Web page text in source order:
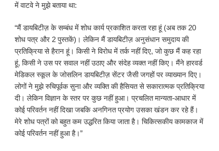
में वाटवे ने मुझे बताया था:
“मैं डायबिटीज़ के सम्बंध में शोध कार्य प्रकाशित करता रहा हूं (अब तक 20
शोध पत्र और 2 पुस्तकें)। लेकिन मैं डायबिटीज़ अनुसंधान समुदाय की
प्रतिक्रिया से हैरान हूं। किसी ने विरोध में तर्क नहीं दिए, जो कुछ मैं कह रहा
हूं, किसी ने उस पर सवाल नहीं उठाए और संदेह व्यक्त नहीं किए। मैंने हारवर्ड
मेडिकल स्कूल के जोसलिन डायबिटीज़ सेंटर जैसी जगहों पर व्याख्यान दिए।
लोगों ने मुझे रुचिपूर्वक सुना और व्यक्ति की हैसियत से सकारात्मक प्रतिक्रिया
दी। लेकिन विज्ञान के स्तर पर कुछ नहीं हुआ। प्रचलित मान्यता-आधार में
कोई परिवर्तन नहीं दिखा जबकि अनगिनत प्रयोग उसका खंडन कर रहे हैं।
मेरे शोध पत्रों को बहुत कम उद्धरित किया जाता है। चिकित्सकीय कामकाज में
कोई परिवर्तन नहीं हुआ है।”